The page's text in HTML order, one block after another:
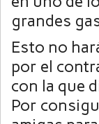
grandes
Esto no
por el
con la que
Por